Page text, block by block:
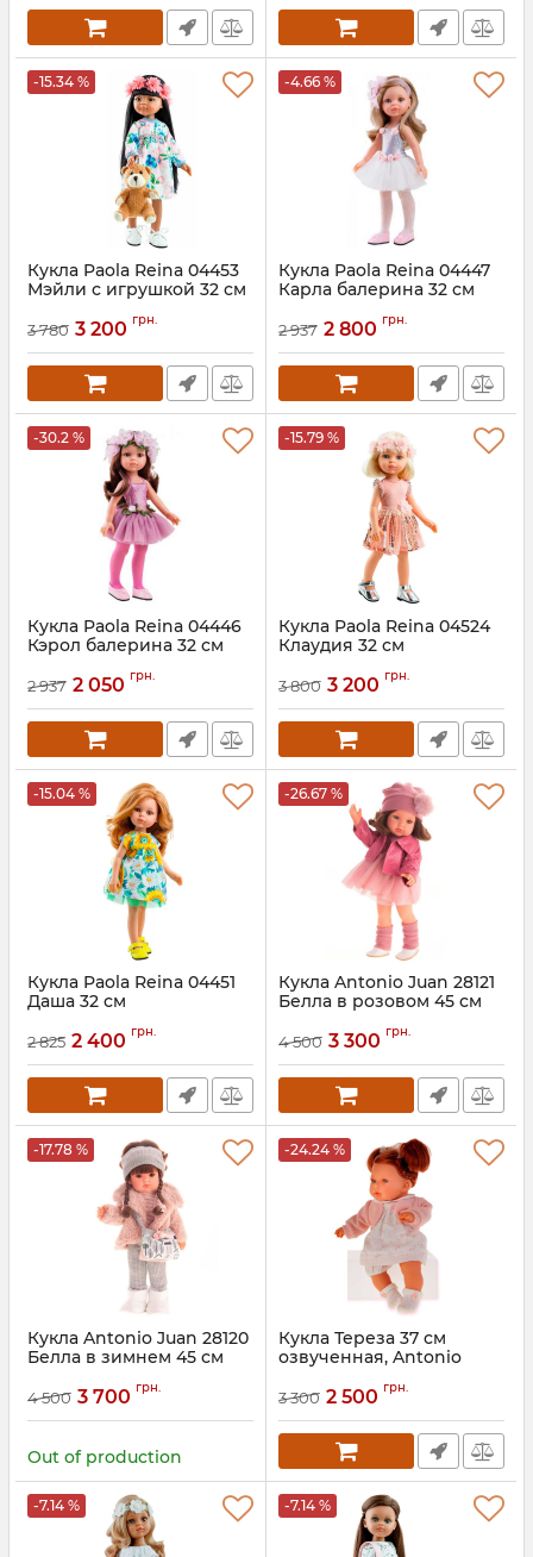
-15.34 %
Кукла Paola Reina 04453
Мэйли с игрушкой 32 см
3 780 3 200 грн.
-4.66 %
Кукла Paola Reina 04447
Карла балерина 32 см
2 937 2 800 грн.
-30.2 %
Кукла Paola Reina 04446
Кэрол балерина 32 см
2 937 2 050 грн.
-15.79 %
Кукла Paola Reina 04524
Клаудия 32 см
3 800 3 200 грн.
-15.04 %
Кукла Paola Reina 04451
Даша 32 см
2 825 2 400 грн.
-26.67 %
Кукла Antonio Juan 28121
Белла в розовом 45 см
4 500 3 300 грн.
-17.78 %
Кукла Antonio Juan 28120
Белла в зимнем 45 см
4 500 3 700 грн.
Out of production
-24.24 %
Кукла Тереза 37 см
озвученная, Antonio
3 300 2 500 грн.
-7.14 % -7.14 %